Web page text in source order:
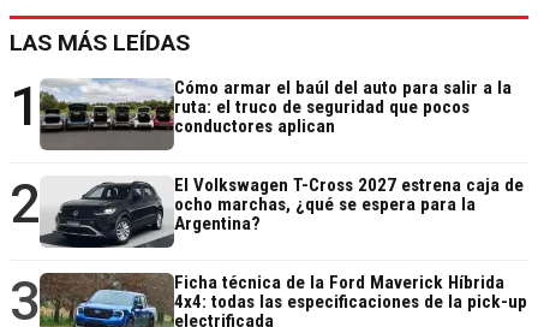
LAS MÁS LEÍDAS
1
Cómo armar el baúl del auto para salir a la
ruta: el truco de seguridad que pocos
conductores aplican
2
El Volkswagen T-Cross 2027 estrena caja de
ocho marchas, ¿qué se espera para la
Argentina?
3
Ficha técnica de la Ford Maverick Híbrida
4x4: todas las especificaciones de la pick-up
electrificada